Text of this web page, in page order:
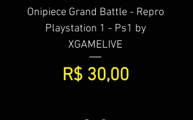
Onipiece Grand Battle - Repro
Playstation 1 - Ps1 by
XGAMELIVE
Preço
R$ 30,00